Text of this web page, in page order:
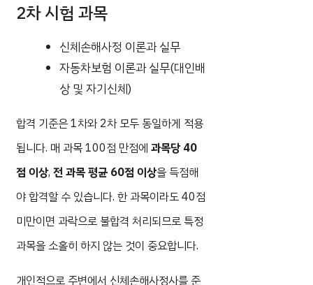
2차 시험 과목
신체손해사정 이론과 실무
자동차보험 이론과 실무(대인배
상 및 자기신체)
합격 기준은 1차와 2차 모두 동일하게 적용
됩니다. 매 과목 100점 만점에 과목당 40
점 이상, 전 과목 평균 60점 이상을 득점해
야 합격할 수 있습니다. 한 과목이라도 40점
미만이면 과락으로 불합격 처리되므로 특정
과목을 소홀히 하지 않는 것이 중요합니다.
개인적으로 주변에서 신체손해사정사를 준